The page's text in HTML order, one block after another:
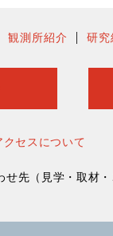
観測所紹介 研究
クセスについて
先（見学・取材・